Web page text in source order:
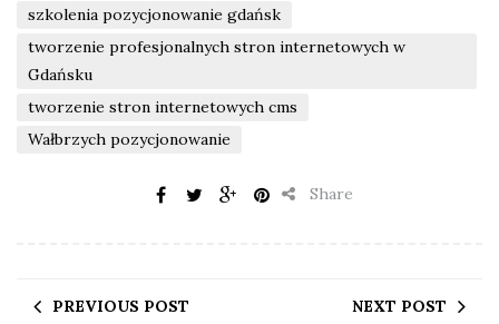
szkolenia pozycjonowanie gdańsk
tworzenie profesjonalnych stron internetowych w
Gdańsku
tworzenie stron internetowych cms
Wałbrzych pozycjonowanie
Share
PREVIOUS POST NEXT POST